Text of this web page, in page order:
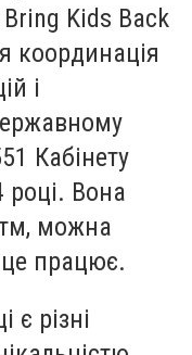
Bring Kids Back
координація
і
Кабінету
році. Вона
можна
це працює.
є різні